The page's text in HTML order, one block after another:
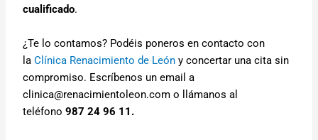
cualificado.
¿Te lo contamos? Podéis poneros en contacto con
laClínica Renacimiento de León y concertar una cita sin
compromiso. Escríbenos un email a
clinica@renacimientoleon.com o llámanos al
teléfono987 24 96 11.